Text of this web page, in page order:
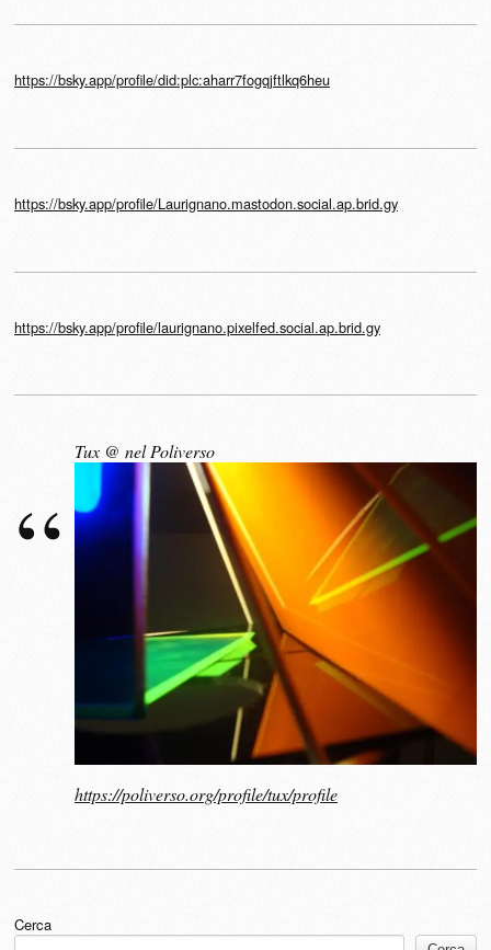
https://bsky.app/profile/did:plc:aharr7fogqjftlkq6heu
https://bsky.app/profile/Laurignano.mastodon.social.ap.brid.gy
https://bsky.app/profile/laurignano.pixelfed.social.ap.brid.gy
Tux @ nel Poliverso
https://poliverso.org/profile/tux/profile
Cerca